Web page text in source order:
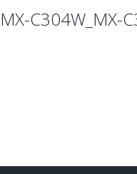
MX-C304W_MX-